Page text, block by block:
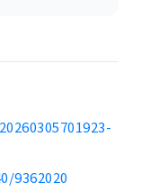
9362020